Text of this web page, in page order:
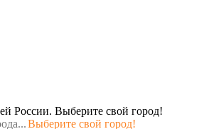
России. Выберите свой город!
Выберите свой город!